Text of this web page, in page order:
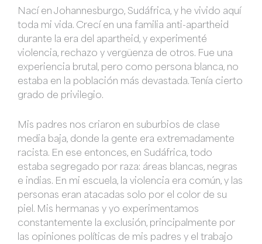
Nací en Johannesburgo, Sudáfrica, y he vivido aquí
toda mi vida. Crecí en una familia anti-apartheid
durante la era del apartheid, y experimenté
violencia, rechazo y vergüenza de otros. Fue una
experiencia brutal, pero como persona blanca, no
estaba en la población más devastada. Tenía cierto
grado de privilegio.
Mis padres nos criaron en suburbios de clase
media baja, donde la gente era extremadamente
racista. En ese entonces, en Sudáfrica, todo
estaba segregado por raza: áreas blancas, negras
e indias. En mi escuela, la violencia era común, y las
personas eran atacadas solo por el color de su
piel. Mis hermanas y yo experimentamos
constantemente la exclusión, principalmente por
las opiniones políticas de mis padres y el trabajo